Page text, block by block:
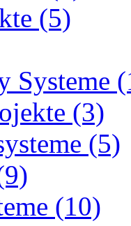
(5)
Systeme
(3)
(5)
(10)